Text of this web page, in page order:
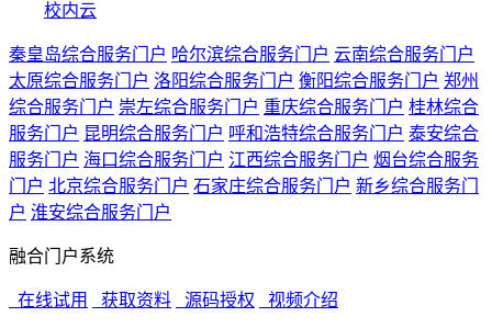
校内云
秦皇岛综合服务门户 哈尔滨综合服务门户 云南综合服务门户
太原综合服务门户 洛阳综合服务门户 衡阳综合服务门户 郑州
综合服务门户 崇左综合服务门户 重庆综合服务门户 桂林综合
服务门户 昆明综合服务门户 呼和浩特综合服务门户 泰安综合
服务门户 海口综合服务门户 江西综合服务门户 烟台综合服务
门户 北京综合服务门户 石家庄综合服务门户 新乡综合服务门
户 淮安综合服务门户
融合门户系统
在线试用 获取资料 源码授权 视频介绍